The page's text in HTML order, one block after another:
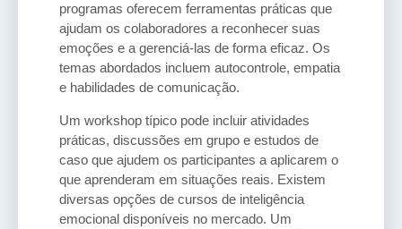
programas oferecem ferramentas práticas que
ajudam os colaboradores a reconhecer suas
emoções e a gerenciá-las de forma eficaz. Os
temas abordados incluem autocontrole, empatia
e habilidades de comunicação.
Um workshop típico pode incluir atividades
práticas, discussões em grupo e estudos de
caso que ajudem os participantes a aplicarem o
que aprenderam em situações reais. Existem
diversas opções de cursos de inteligência
emocional disponíveis no mercado. Um